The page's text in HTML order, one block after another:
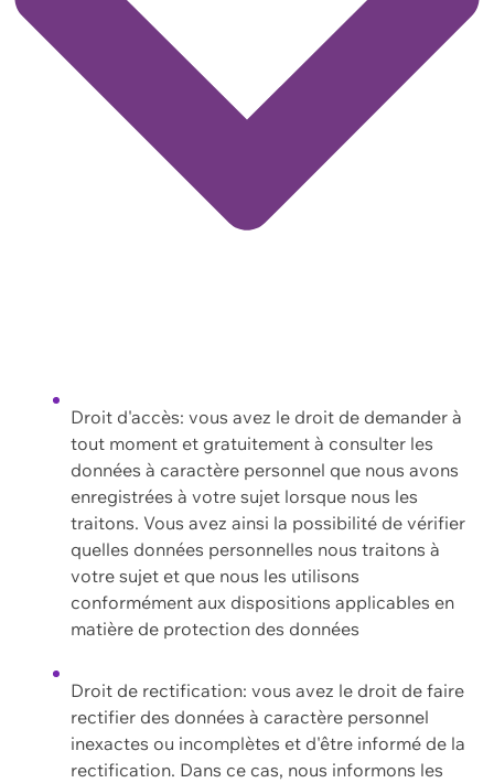
Droit d'accès: vous avez le droit de demander à
tout moment et gratuitement à consulter les
données à caractère personnel que nous avons
enregistrées à votre sujet lorsque nous les
traitons. Vous avez ainsi la possibilité de vérifier
quelles données personnelles nous traitons à
votre sujet et que nous les utilisons
conformément aux dispositions applicables en
matière de protection des données
Droit de rectification: vous avez le droit de faire
rectifier des données à caractère personnel
inexactes ou incomplètes et d'être informé de la
rectification. Dans ce cas, nous informons les